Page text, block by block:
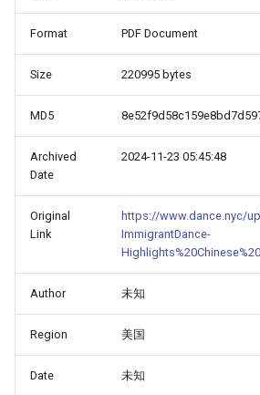
Format PDF Document
Size 220995 bytes
MD5
Archived
Date
2024-11-23 05:45:48
Original
Link
https://www.dance.nyc/
ImmigrantDance-
Author 未知
Region 美国
Date 未知